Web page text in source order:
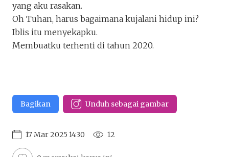
yang aku rasakan.
Oh Tuhan, harus bagaimana kujalani hidup ini?
Iblis itu menyekapku.
Membuatku terhenti di tahun 2020.
Bagikan Unduh sebagai gambar
17 Mar 2025 14:30 12